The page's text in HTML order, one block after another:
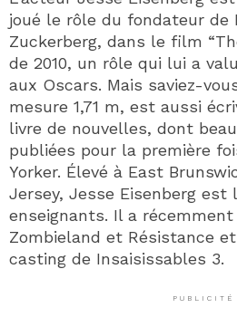
joué le rôle du fondateur de
Zuckerberg, dans le film
de 2010, un rôle qui lui a
aux Oscars. Mais saviez-
mesure 1,71 m, est aussi
livre de nouvelles, dont
publiées pour la première
Yorker. Élevé à East
Jersey, Jesse Eisenberg
enseignants. Il a
Zombieland et Résistance
casting de Insaisissables 3.
PUBLICITÉ